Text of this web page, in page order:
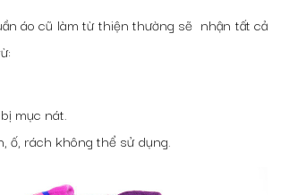
áo cũ làm từ thiện thường sẽ nhận tất cả
mục nát.
ố, rách không thể sử dụng.